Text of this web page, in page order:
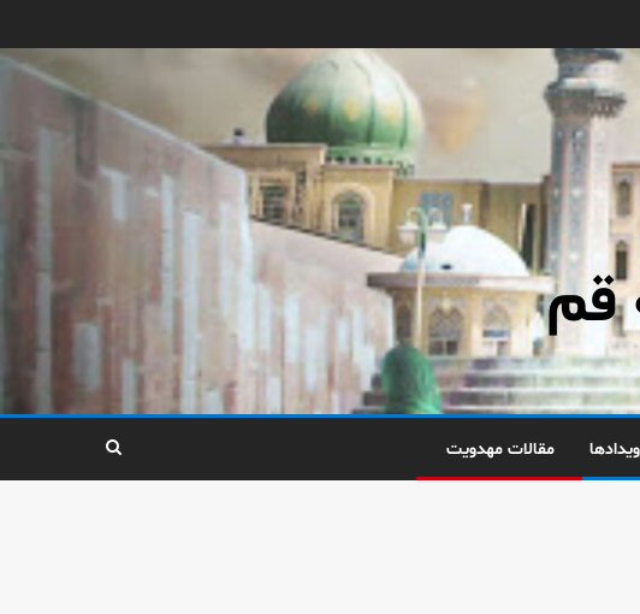
قم
مقالات مهدویت